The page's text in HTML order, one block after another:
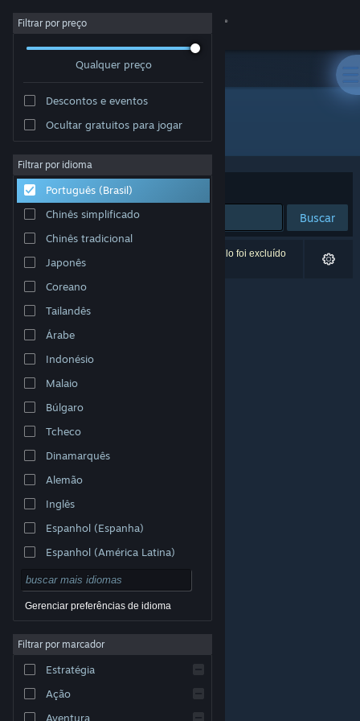
Iniciar sessão
Sobre
Suporte
Alterar idioma
Baixe o aplicativo móvel do Steam
Ver versão para computadores
© Valve Corporation. Todos os direitos reservados.
respectivos donos nos EUA e em outros países.
Acessibilidade
Reembolsos|Cookies
Filtrar por preço
Qualquer preço
Descontos e eventos
Ocultar gratuitos para jogar
Filtrar por idioma
Português (Brasil)
Chinês simplificado
Chinês tradicional
Japonês
Coreano
Tailandês
Árabe
Indonésio
Malaio
Búlgaro
Tcheco
Dinamarquês
Alemão
Inglês
Espanhol (Espanha)
Espanhol (América Latina)
Gerenciar preferências de idioma
Filtrar por marcador
Estratégia
Ação
Aventura
Desenvolvedor: Stratosphereoff
Ordenar por Relevância
Buscar
0 resultados correspondem à sua busca. Um título foi excluído
de acordo com as suas preferências.